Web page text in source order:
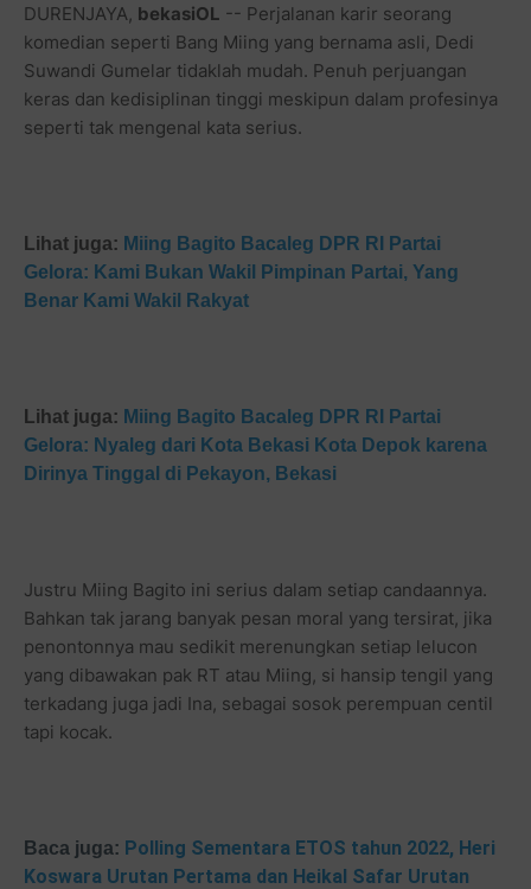
DURENJAYA, bekasiOL -- Perjalanan karir seorang
komedian seperti Bang Miing yang bernama asli, Dedi
Suwandi Gumelar tidaklah mudah. Penuh perjuangan
keras dan kedisiplinan tinggi meskipun dalam profesinya
seperti tak mengenal kata serius.
Lihat juga: Miing Bagito Bacaleg DPR RI Partai
Gelora: Kami Bukan Wakil Pimpinan Partai, Yang
Benar Kami Wakil Rakyat
Lihat juga: Miing Bagito Bacaleg DPR RI Partai
Gelora: Nyaleg dari Kota Bekasi Kota Depok karena
Dirinya Tinggal di Pekayon, Bekasi
Justru Miing Bagito ini serius dalam setiap candaannya.
Bahkan tak jarang banyak pesan moral yang tersirat, jika
penontonnya mau sedikit merenungkan setiap lelucon
yang dibawakan pak RT atau Miing, si hansip tengil yang
terkadang juga jadi Ina, sebagai sosok perempuan centil
tapi kocak.
Baca juga: Polling Sementara ETOS tahun 2022, Heri
Koswara Urutan Pertama dan Heikal Safar Urutan